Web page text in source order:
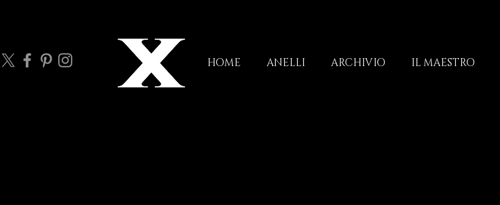
HOME ANELLI ARCHIVIO IL MAESTRO